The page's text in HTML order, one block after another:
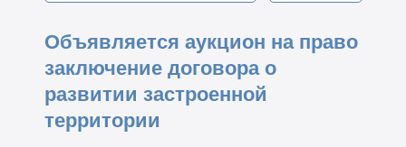
Объявляется аукцион на право
заключение договора о
развитии застроенной
территории